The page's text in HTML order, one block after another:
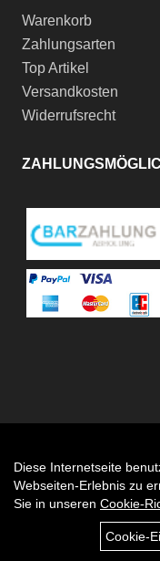
Warenkorb
Zahlungsarten
Top Artikel
Versandkosten
Widerrufsrecht
Diese Internetseite
Webseiten-Erlebnis zu
Sie in unseren Cookie-
Cookie-